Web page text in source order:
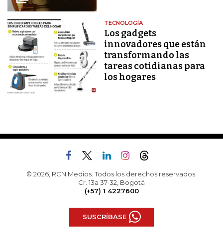
TECNOLOGÍA
Los gadgets
innovadores que están
transformando las
tareas cotidianas para
los hogares
© 2026, RCN Medios. Todos los derechos reservados.
Cr. 13a 37-32, Bogotá
(+57) 1 4227600
SUSCRÍBASE